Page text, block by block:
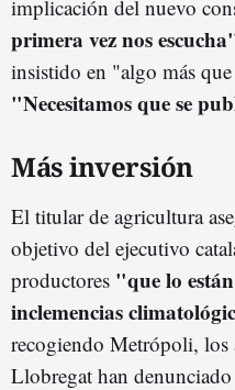
implicación del nuevo
primera vez nos
insistido en "algo más
"Necesitamos que se
Más inversión
El titular de agricultura
objetivo del ejecutivo
productores "que lo
inclemencias
recogiendo Metrópoli, los
Llobregat han